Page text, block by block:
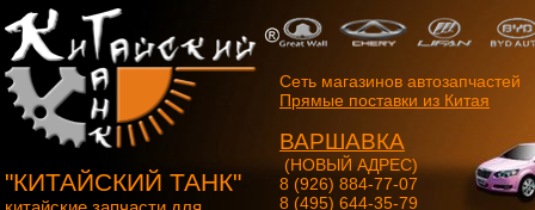
"КИТАЙСКИЙ ТАНК"
Сеть магазинов автозапчастей
Прямые поставки из Китая
ВАРШАВКА
(НОВЫЙ АДРЕС)
8 (926) 884-77-07
8 (495) 644-35-79